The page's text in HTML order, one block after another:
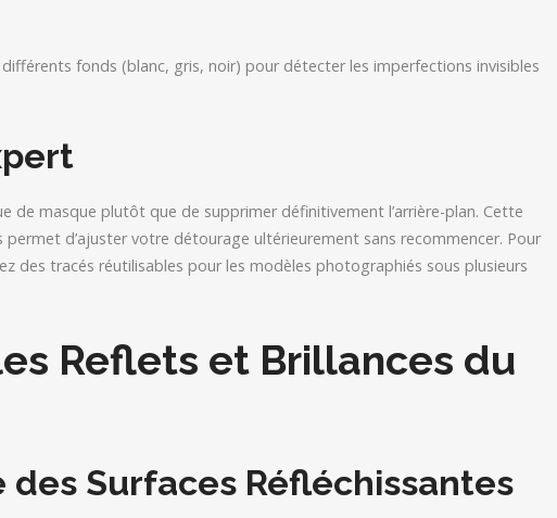
fonds (blanc, gris, noir) pour détecter les imperfections invisibles
de masque plutôt que de supprimer définitivement l’arrière-plan. Cette
d’ajuster votre détourage ultérieurement sans recommencer. Pour
des tracés réutilisables pour les modèles photographiés sous plusieurs
Reflets et Brillances du
des Surfaces Réfléchissantes